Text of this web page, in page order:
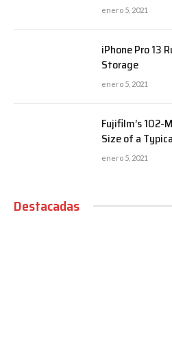
enero 5, 2021
iPhone Pro 13
Storage
enero 5, 2021
Fujifilm’s 102-
Size of a
enero 5, 2021
Destacadas